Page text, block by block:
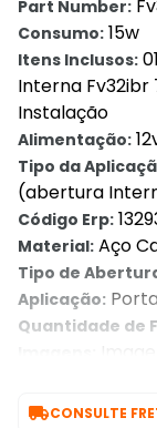
Part Number:
Consumo: 15w
Itens Inclusos:
Interna Fv32ibr
Instalação
Alimentação:
Tipo da
(abertura
Código Erp:
Material: Aço
Tipo de
Aplicação:
Quantidade de
CONSULTE